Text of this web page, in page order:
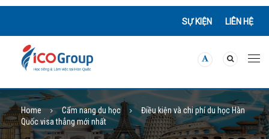
SỰ KIỆN LIÊN HỆ
Home Cẩm nang du học
Điều kiện và chi phí du học Hàn
Quốc visa thẳng mới nhất